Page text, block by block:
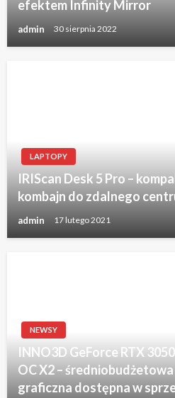
efektem Infinity Mirror
admin 30 sierpnia 2022
LAPTOPY
IRIScan Desk 5 Pro –
kombajn do zdalnego
admin 17 lutego 2021
NEWSY
INNO3D GeForce RTX
OC X2 –
graficzna dostępna w